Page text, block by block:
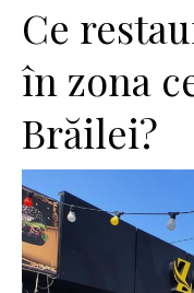
Ce
în zona
Brăilei?